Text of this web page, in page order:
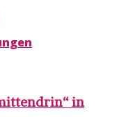
in